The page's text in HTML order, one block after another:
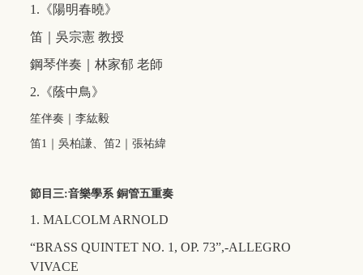
1. 《陽明春曉》
笛｜吳宗憲 教授
鋼琴伴奏｜林家郁 老師
2. 《蔭中鳥》
笙伴奏｜李紘毅
笛1 ｜吳柏謙、笛2 ｜張祐緯
節目三:音樂學系 銅管五重奏
1. MALCOLM ARNOLD
“BRASS QUINTET NO. 1, OP. 73”,-ALLEGRO
VIVACE